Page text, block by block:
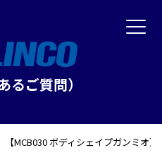
るご質問）
【MCB030 ボディシェイプガンミオ